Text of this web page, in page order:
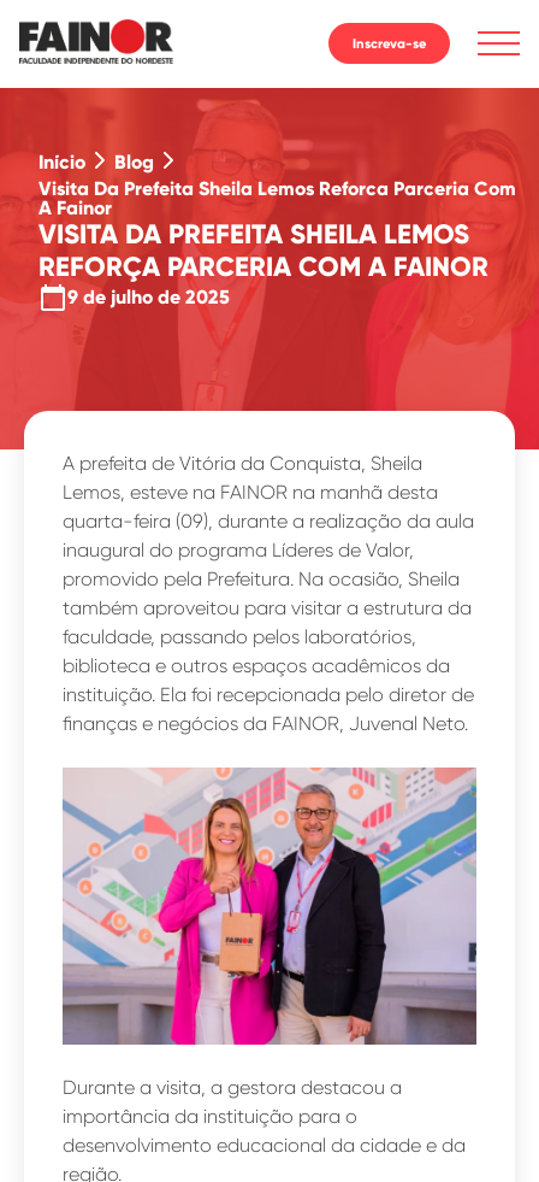
Inscreva-se
Início
Blog
Visita Da Prefeita Sheila Lemos Reforca Parceria Com
A Fainor
VISITA DA PREFEITA SHEILA LEMOS
REFORÇA PARCERIA COM A FAINOR
calendar_today9 de julho de 2025
A prefeita de Vitória da Conquista, Sheila
Lemos, esteve na FAINOR na manhã desta
quarta-feira (09), durante a realização da aula
inaugural do programa Líderes de Valor,
promovido pela Prefeitura. Na ocasião, Sheila
também aproveitou para visitar a estrutura da
faculdade, passando pelos laboratórios,
biblioteca e outros espaços acadêmicos da
instituição. Ela foi recepcionada pelo diretor de
finanças e negócios da FAINOR, Juvenal Neto.
Durante a visita, a gestora destacou a
importância da instituição para o
desenvolvimento educacional da cidade e da
região.